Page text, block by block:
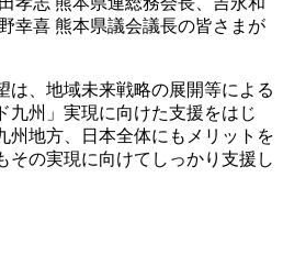
幸喜 熊本県議会議長の皆さまが
は、地域未来戦略の展開等による
九州」実現に向けた支援をはじ
州地方、日本全体にもメリットを
その実現に向けてしっかり支援し